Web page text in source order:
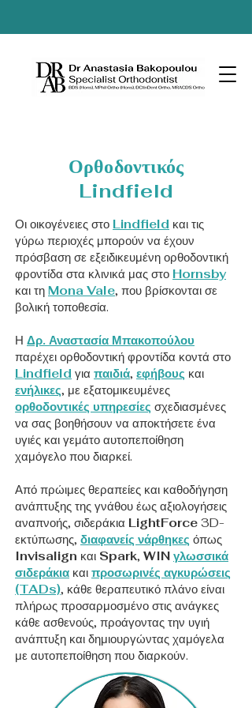
Ορθοδοντικός
Lindfield
Οι οικογένειες στο Lindfield και τις
γύρω περιοχές μπορούν να έχουν
πρόσβαση σε εξειδικευμένη ορθοδοντική
φροντίδα στα κλινικά μας στο Hornsby
και τη Mona Vale, που βρίσκονται σε
βολική τοποθεσία.
Η Δρ. Αναστασία Μπακοπούλου
παρέχει ορθοδοντική φροντίδα κοντά στο
Lindfield για παιδιά, εφήβους και
ενήλικες, με εξατομικευμένες
ορθοδοντικές υπηρεσίες σχεδιασμένες
να σας βοηθήσουν να αποκτήσετε ένα
υγιές και γεμάτο αυτοπεποίθηση
χαμόγελο που διαρκεί.
Από πρώιμες θεραπείες και καθοδήγηση
ανάπτυξης της γνάθου έως αξιολογήσεις
αναπνοής, σιδεράκια LightForce 3D-
εκτύπωσης, διαφανείς νάρθηκες όπως
Invisalign και Spark, WIN γλωσσικά
σιδεράκια και προσωρινές αγκυρώσεις
(TADs), κάθε θεραπευτικό πλάνο είναι
πλήρως προσαρμοσμένο στις ανάγκες
κάθε ασθενούς, προάγοντας την υγιή
ανάπτυξη και δημιουργώντας χαμόγελα
με αυτοπεποίθηση που διαρκούν.​​